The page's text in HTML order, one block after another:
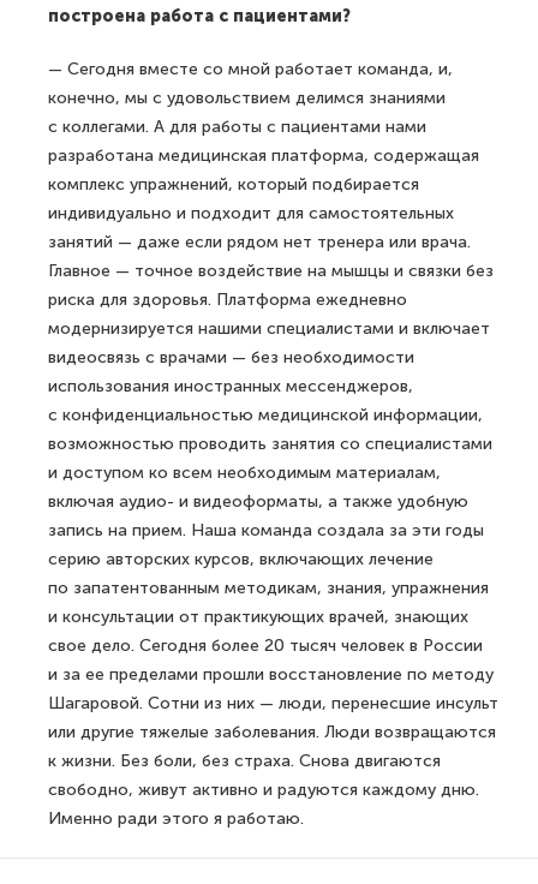
построена работа с пациентами?
— Сегодня вместе со мной работает команда, и,
конечно, мы с удовольствием делимся знаниями
с коллегами. А для работы с пациентами нами
разработана медицинская платформа, содержащая
комплекс упражнений, который подбирается
индивидуально и подходит для самостоятельных
занятий — даже если рядом нет тренера или врача.
Главное — точное воздействие на мышцы и связки без
риска для здоровья. Платформа ежедневно
модернизируется нашими специалистами и включает
видеосвязь с врачами — без необходимости
использования иностранных мессенджеров,
с конфиденциальностью медицинской информации,
возможностью проводить занятия со специалистами
и доступом ко всем необходимым материалам,
включая аудио- и видеоформаты, а также удобную
запись на прием. Наша команда создала за эти годы
серию авторских курсов, включающих лечение
по запатентованным методикам, знания, упражнения
и консультации от практикующих врачей, знающих
свое дело. Сегодня более 20 тысяч человек в России
и за ее пределами прошли восстановление по методу
Шагаровой. Сотни из них — люди, перенесшие инсульт
или другие тяжелые заболевания. Люди возвращаются
к жизни. Без боли, без страха. Снова двигаются
свободно, живут активно и радуются каждому дню.
Именно ради этого я работаю.